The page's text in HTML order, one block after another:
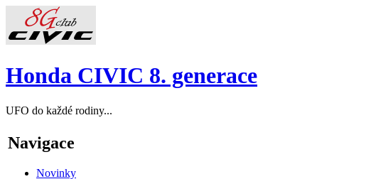
Honda CIVIC 8. generace
UFO do každé rodiny...
Navigace
Novinky